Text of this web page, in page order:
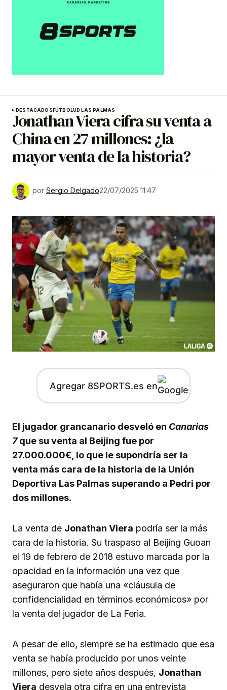
DESTACADOSFÚTBOLUD LAS PALMAS
Jonathan Viera cifra su venta a
China en 27 millones: ¿la
mayor venta de la historia?
por Sergio Delgado22/07/2025 11:47
Agregar 8SPORTS.es en
El jugador grancanario desveló en Canarias
7que su venta al Beijing fue por
27.000.000€, lo que le supondría ser la
venta más cara de la historia de la Unión
Deportiva Las Palmas superando a Pedri por
dos millones.
La venta de Jonathan Viera podría ser la más
cara de la historia. Su traspaso al Beijing Guoan
el 19 de febrero de 2018 estuvo marcada por la
opacidad en la información una vez que
aseguraron que había una «cláusula de
confidencialidad en términos económicos» por
la venta del jugador de La Feria.
A pesar de ello, siempre se ha estimado que esa
venta se había producido por unos veinte
millones, pero siete años después, Jonathan
Viera desvela otra cifra en una entrevista